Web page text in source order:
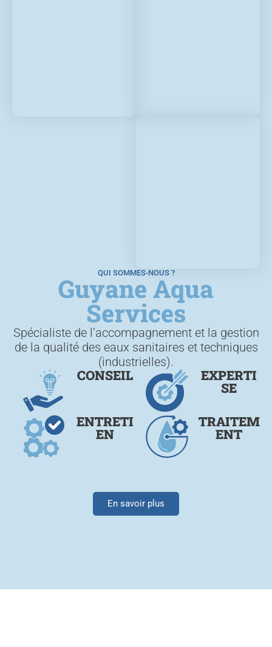
QUI SOMMES-NOUS ?
Guyane Aqua
Services
Spécialiste de l’accompagnement et la gestion
de la qualité des eaux sanitaires et techniques
(industrielles).
CONSEIL EXPERTI
SE
ENTRETI
EN
TRAITEM
ENT
En savoir plus